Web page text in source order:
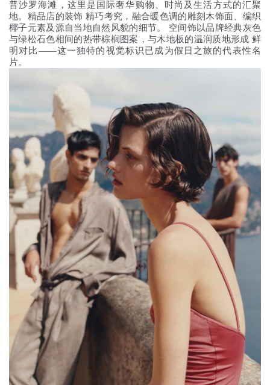
普沙罗海滩，这里是国际奢华购物、时尚及生活方式的汇聚
地。精品店的装饰 精巧考究，融合暖色调的雕刻木饰面、编织
椰子元素及源自当地自然风貌的细节。 空间饰以品牌经典灰色
与绿松石色相间的热带棕榈图案，与木地板的温润质地形成 鲜
明对比——这一独特的视觉标识已成为假日之旅的代表性名
片。